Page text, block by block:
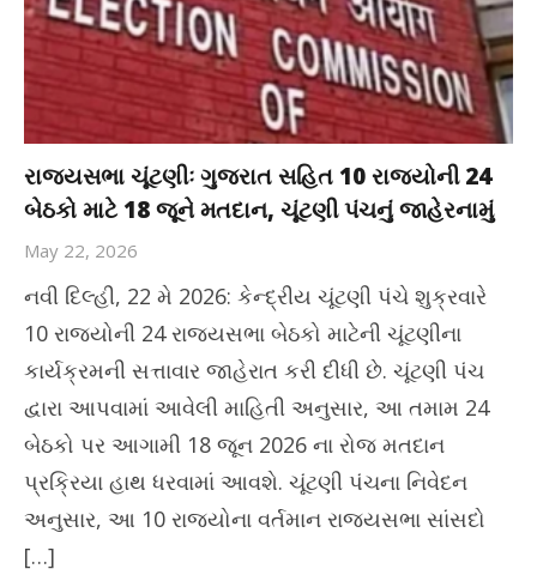
રાજ્યસભા ચૂંટણીઃ ગુજરાત સહિત 10 રાજ્યોની 24
બેઠકો માટે 18 જૂને મતદાન, ચૂંટણી પંચનું જાહેરનામું
May 22, 2026
નવી દિલ્હી, 22 મે 2026: કેન્દ્રીય ચૂંટણી પંચે શુક્રવારે
10 રાજ્યોની 24 રાજ્યસભા બેઠકો માટેની ચૂંટણીના
કાર્યક્રમની સત્તાવાર જાહેરાત કરી દીધી છે. ચૂંટણી પંચ
દ્વારા આપવામાં આવેલી માહિતી અનુસાર, આ તમામ 24
બેઠકો પર આગામી 18 જૂન 2026 ના રોજ મતદાન
પ્રક્રિયા હાથ ધરવામાં આવશે. ચૂંટણી પંચના નિવેદન
અનુસાર, આ 10 રાજ્યોના વર્તમાન રાજ્યસભા સાંસદો
[…]